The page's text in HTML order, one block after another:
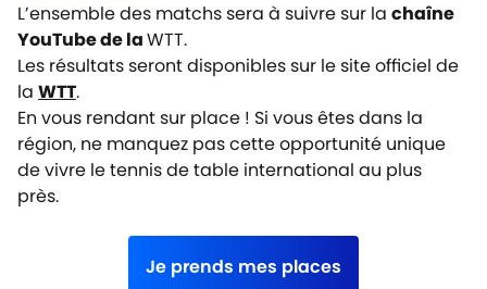
L’ensemble des matchs sera à suivre sur la chaîne
YouTube de laWTT.
Les résultats seront disponibles sur le site officiel de
la WTT.
En vous rendant sur place ! Si vous êtes dans la
région, ne manquez pas cette opportunité unique
de vivre le tennis de table international au plus
près.
Je prends mes places